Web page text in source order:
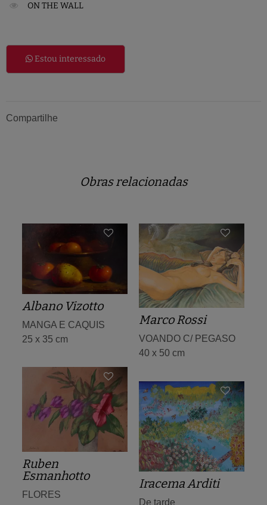
ON THE WALL
Estou interessado
Compartilhe
Obras relacionadas
Albano Vizotto
MANGA E CAQUIS
25 x 35 cm
Marco Rossi
VOANDO C/ PEGASO
40 x 50 cm
Ruben
Esmanhotto
FLORES
Iracema Arditi
De tarde